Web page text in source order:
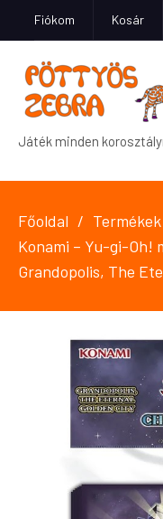
Fiókom Kosár
Játék minden
Főoldal
Termékek
Konami – Yu-gi-Oh!
Grandopolis, The